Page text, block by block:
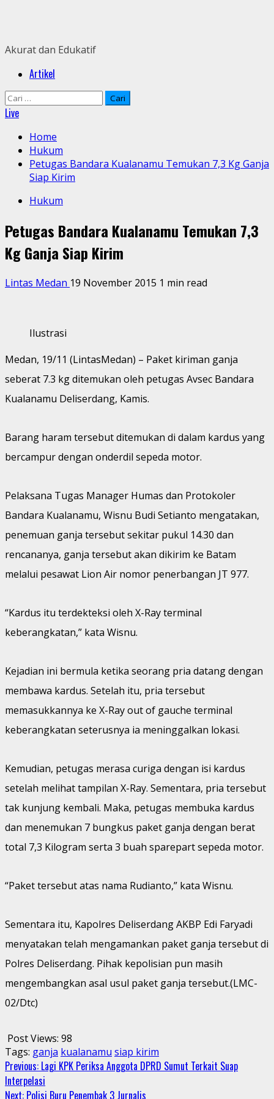
Akurat dan Edukatif
PrimaryArtikel
Cari
untuk:
Live
Home
Hukum
Petugas Bandara Kualanamu Temukan 7,3 Kg Ganja
Siap Kirim
Hukum
Petugas Bandara Kualanamu Temukan 7,3
Kg Ganja Siap Kirim
Lintas Medan 19 November 2015 1 min read
Ilustrasi
Medan, 19/11 (LintasMedan) – Paket kiriman ganja
seberat 7.3 kg ditemukan oleh petugas Avsec Bandara
Kualanamu Deliserdang, Kamis.
Barang haram tersebut ditemukan di dalam kardus yang
bercampur dengan onderdil sepeda motor.
Pelaksana Tugas Manager Humas dan Protokoler
Bandara Kualanamu, Wisnu Budi Setianto mengatakan,
penemuan ganja tersebut sekitar pukul 14.30 dan
rencananya, ganja tersebut akan dikirim ke Batam
melalui pesawat Lion Air nomor penerbangan JT 977.
“Kardus itu terdekteksi oleh X-Ray terminal
keberangkatan,” kata Wisnu.
Kejadian ini bermula ketika seorang pria datang dengan
membawa kardus. Setelah itu, pria tersebut
memasukkannya ke X-Ray out of gauche terminal
keberangkatan seterusnya ia meninggalkan lokasi.
Kemudian, petugas merasa curiga dengan isi kardus
setelah melihat tampilan X-Ray. Sementara, pria tersebut
tak kunjung kembali. Maka, petugas membuka kardus
dan menemukan 7 bungkus paket ganja dengan berat
total 7,3 Kilogram serta 3 buah sparepart sepeda motor.
“Paket tersebut atas nama Rudianto,” kata Wisnu.
Sementara itu, Kapolres Deliserdang AKBP Edi Faryadi
menyatakan telah mengamankan paket ganja tersebut di
Polres Deliserdang. Pihak kepolisian pun masih
mengembangkan asal usul paket ganja tersebut.(LMC-
02/Dtc)
Post Views: 98
Tags: ganja kualanamu siap kirim
Continue
Reading
Previous: Lagi KPK Periksa Anggota DPRD Sumut Terkait Suap
Interpelasi
Next: Polisi Buru Penembak 3 Jurnalis